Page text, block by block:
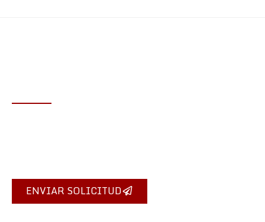
ENVIAR SOLICITUD